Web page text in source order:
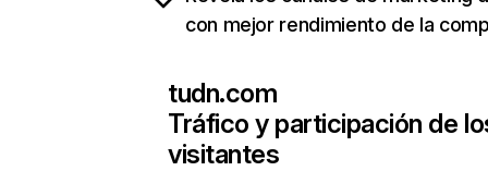
con mejor rendimiento de la
tudn.com
Tráfico y participación de
visitantes